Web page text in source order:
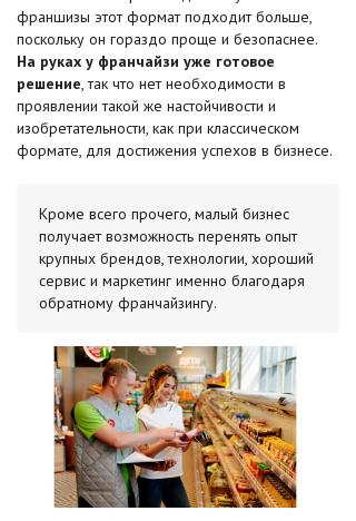
франшизы этот формат подходит больше,
поскольку он гораздо проще и безопаснее.
На руках у франчайзи уже готовое
решение, так что нет необходимости в
проявлении такой же настойчивости и
изобретательности, как при классическом
формате, для достижения успехов в бизнесе.
Кроме всего прочего, малый бизнес
получает возможность перенять опыт
крупных брендов, технологии, хороший
сервис и маркетинг именно благодаря
обратному франчайзингу.